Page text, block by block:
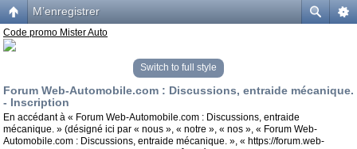
M’enregistrer
Code promo Mister Auto
Switch to full style
Forum Web-Automobile.com : Discussions, entraide mécanique.
- Inscription
En accédant à « Forum Web-Automobile.com : Discussions, entraide
mécanique. » (désigné ici par « nous », « notre », « nos », « Forum Web-
Automobile.com : Discussions, entraide mécanique. », « https://forum.web-